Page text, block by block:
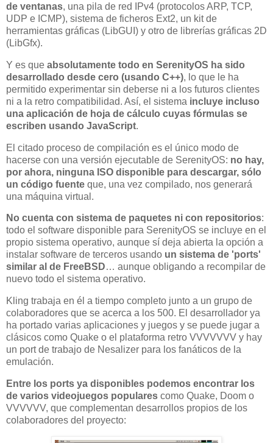
de ventanas, una pila de red IPv4 (protocolos ARP, TCP,
UDP e ICMP), sistema de ficheros Ext2, un kit de
herramientas gráficas (LibGUI) y otro de librerías gráficas 2D
(LibGfx).
Y es que absolutamente todo en SerenityOS ha sido
desarrollado desde cero (usando C++), lo que le ha
permitido experimentar sin deberse ni a los futuros clientes
ni a la retro compatibilidad. Así, el sistema incluye incluso
una aplicación de hoja de cálculo cuyas fórmulas se
escriben usando JavaScript.
El citado proceso de compilación es el único modo de
hacerse con una versión ejecutable de SerenityOS: no hay,
por ahora, ninguna ISO disponible para descargar, sólo
un código fuente que, una vez compilado, nos generará
una máquina virtual.
No cuenta con sistema de paquetes ni con repositorios:
todo el software disponible para SerenityOS se incluye en el
propio sistema operativo, aunque sí deja abierta la opción a
instalar software de terceros usando un sistema de 'ports'
similar al de FreeBSD… aunque obligando a recompilar de
nuevo todo el sistema operativo.
Kling trabaja en él a tiempo completo junto a un grupo de
colaboradores que se acerca a los 500. El desarrollador ya
ha portado varias aplicaciones y juegos y se puede jugar a
clásicos como Quake o el plataforma retro VVVVVVV y hay
un port de trabajo de Nesalizer para los fanáticos de la
emulación.
Entre los ports ya disponibles podemos encontrar los
de varios videojuegos populares como Quake, Doom o
VVVVVV, que complementan desarrollos propios de los
colaboradores del proyecto: